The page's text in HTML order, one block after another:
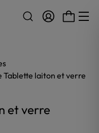
Tablette laiton et verre
et verre